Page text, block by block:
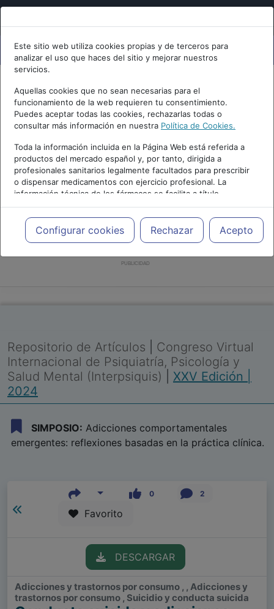
Este sitio web utiliza cookies propias y de terceros para
analizar el uso que haces del sitio y mejorar nuestros
servicios.
Aquellas cookies que no sean necesarias para el
funcionamiento de la web requieren tu consentimiento.
Puedes aceptar todas las cookies, rechazarlas todas o
consultar más información en nuestra Política de Cookies.
Toda la información incluida en la Página Web está referida a
productos del mercado español y, por tanto, dirigida a
profesionales sanitarios legalmente facultados para prescribir
o dispensar medicamentos con ejercicio profesional. La
información técnica de los fármacos se facilita a título
meramente informativo, siendo responsabilidad de los
profesionales facultados prescribir medicamentos y decidir, en
cada caso concreto, el tratamiento más adecuado a las
necesidades del paciente.
Configurar cookies Rechazar Acepto
PUBLICIDAD
Repositorio de Artículos
Congreso Virtual
Internacional de Psiquiatría, Psicología y
Salud Mental (Interpsiquis)
XXV Edición |
2024
SIMPOSIO: Adicciones comportamentales
emergentes: reflexiones basadas en la práctica clínica.
0 2
Favorito
DESCARGAR
Adicciones y trastornos por consumo , , Adicciones y
trastornos por consumo , Suicidio y conducta suicida